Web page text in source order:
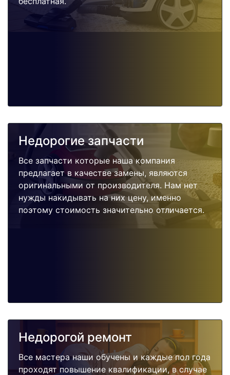
Недорогие запчасти
Все запчасти которые наша компания
предлагает в качестве замены, являются
оригинальными от производителя. Нам нет
нужды накидывать на них цену, именно
поэтому стоимость значительно отличается.
Недорогой ремонт
Все мастера наши обучены и каждые пол года
проходят повышение квалификации, в случае